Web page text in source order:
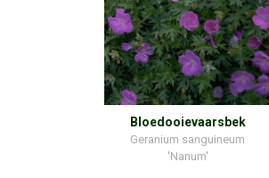
Bloedooievaarsbek
Geranium sanguineum
'Nanum'